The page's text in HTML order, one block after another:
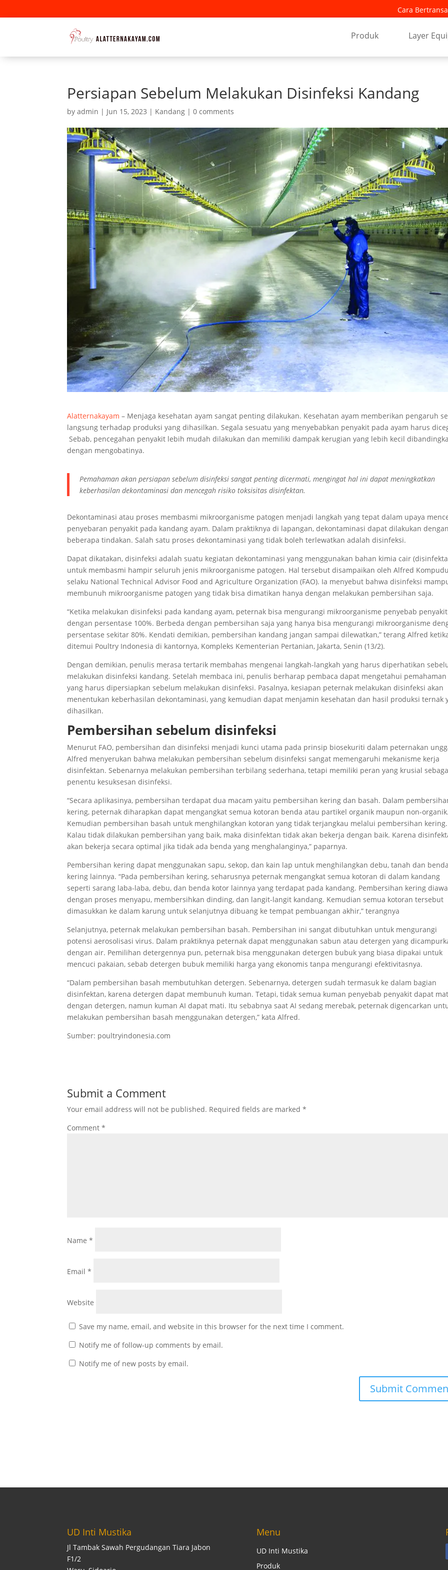
Cara
Produk Layer
Persiapan Sebelum Melakukan Disinfeksi Kandang
byadmin | Jun 15, 2023 | Kandang |0 comments
Alatternakayam – Menjaga kesehatan ayam sangat penting dilakukan. Kesehatan ayam memberikan pengaruh
langsung terhadap produksi yang dihasilkan. Segala sesuatu yang menyebabkan penyakit pada ayam harus
Sebab, pencegahan penyakit lebih mudah dilakukan dan memiliki dampak kerugian yang lebih kecil
dengan mengobatinya.
Pemahaman akan persiapan sebelum disinfeksi sangat penting dicermati, mengingat hal ini dapat meningkatkan
keberhasilan dekontaminasi dan mencegah risiko toksisitas disinfektan.
Dekontaminasi atau proses membasmi mikroorganisme patogen menjadi langkah yang tepat dalam upaya
penyebaran penyakit pada kandang ayam. Dalam praktiknya di lapangan, dekontaminasi dapat dilakukan dengan
beberapa tindakan. Salah satu proses dekontaminasi yang tidak boleh terlewatkan adalah disinfeksi.
Dapat dikatakan, disinfeksi adalah suatu kegiatan dekontaminasi yang menggunakan bahan kimia cair
untuk membasmi hampir seluruh jenis mikroorganisme patogen. Hal tersebut disampaikan oleh Alfred Kompudu
selaku National Technical Advisor Food and Agriculture Organization (FAO). Ia menyebut bahwa disinfeksi
membunuh mikroorganisme patogen yang tidak bisa dimatikan hanya dengan melakukan pembersihan saja.
“Ketika melakukan disinfeksi pada kandang ayam, peternak bisa mengurangi mikroorganisme penyebab penyakit
dengan persentase 100%. Berbeda dengan pembersihan saja yang hanya bisa mengurangi mikroorganisme
persentase sekitar 80%. Kendati demikian, pembersihan kandang jangan sampai dilewatkan,” terang Alfred
ditemui Poultry Indonesia di kantornya, Kompleks Kementerian Pertanian, Jakarta, Senin (13/2).
Dengan demikian, penulis merasa tertarik membahas mengenai langkah-langkah yang harus diperhatikan
melakukan disinfeksi kandang. Setelah membaca ini, penulis berharap pembaca dapat mengetahui pemahaman
yang harus dipersiapkan sebelum melakukan disinfeksi. Pasalnya, kesiapan peternak melakukan disinfeksi akan
menentukan keberhasilan dekontaminasi, yang kemudian dapat menjamin kesehatan dan hasil produksi ternak
dihasilkan.
Pembersihan sebelum disinfeksi
Menurut FAO, pembersihan dan disinfeksi menjadi kunci utama pada prinsip biosekuriti dalam peternakan
Alfred menyerukan bahwa melakukan pembersihan sebelum disinfeksi sangat memengaruhi mekanisme kerja
disinfektan. Sebenarnya melakukan pembersihan terbilang sederhana, tetapi memiliki peran yang krusial
penentu kesuksesan disinfeksi.
“Secara aplikasinya, pembersihan terdapat dua macam yaitu pembersihan kering dan basah. Dalam
kering, peternak diharapkan dapat mengangkat semua kotoran benda atau partikel organik maupun non-organik.
Kemudian pembersihan basah untuk menghilangkan kotoran yang tidak terjangkau melalui pembersihan kering.
Kalau tidak dilakukan pembersihan yang baik, maka disinfektan tidak akan bekerja dengan baik. Karena
akan bekerja secara optimal jika tidak ada benda yang menghalanginya,” paparnya.
Pembersihan kering dapat menggunakan sapu, sekop, dan kain lap untuk menghilangkan debu, tanah dan benda
kering lainnya. “Pada pembersihan kering, seharusnya peternak mengangkat semua kotoran di dalam kandang
seperti sarang laba-laba, debu, dan benda kotor lainnya yang terdapat pada kandang. Pembersihan kering
dengan proses menyapu, membersihkan dinding, dan langit-langit kandang. Kemudian semua kotoran tersebut
dimasukkan ke dalam karung untuk selanjutnya dibuang ke tempat pembuangan akhir,” terangnya
Selanjutnya, peternak melakukan pembersihan basah. Pembersihan ini sangat dibutuhkan untuk mengurangi
potensi aerosolisasi virus. Dalam praktiknya peternak dapat menggunakan sabun atau detergen yang
dengan air. Pemilihan detergennya pun, peternak bisa menggunakan detergen bubuk yang biasa dipakai untuk
mencuci pakaian, sebab detergen bubuk memiliki harga yang ekonomis tanpa mengurangi efektivitasnya.
“Dalam pembersihan basah membutuhkan detergen. Sebenarnya, detergen sudah termasuk ke dalam bagian
disinfektan, karena detergen dapat membunuh kuman. Tetapi, tidak semua kuman penyebab penyakit dapat
dengan detergen, namun kuman AI dapat mati. Itu sebabnya saat AI sedang merebak, peternak digencarkan
melakukan pembersihan basah menggunakan detergen,” kata Alfred.
Sumber: poultryindonesia.com
Submit a Comment
Your email address will not be published. Required fields are marked*
Comment*
Name*
Email*
Website
Save my name, email, and website in this browser for the next time I comment.
Notify me of follow-up comments by email.
Notify me of new posts by email.
UD Inti Mustika
Jl Tambak Sawah Pergudangan Tiara Jabon
F1/2
Menu
UD Inti Mustika
Produk